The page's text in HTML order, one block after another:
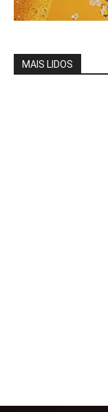
MAIS LIDOS